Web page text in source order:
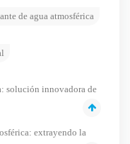
de agua atmosférica
solución innovadora de
extrayendo la